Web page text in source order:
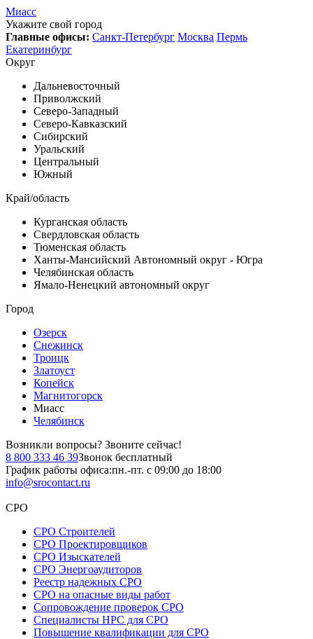
Миасс
Укажите свой город
Главные офисы: Санкт-Петербург Москва Пермь
Екатеринбург
Округ
Дальневосточный
Приволжский
Северо-Западный
Северо-Кавказский
Сибирский
Уральский
Центральный
Южный
Край/область
Курганская область
Свердловская область
Тюменская область
Ханты-Мансийский Автономный округ - Югра
Челябинская область
Ямало-Ненецкий автономный округ
Город
Озерск
Снежинск
Троицк
Златоуст
Копейск
Магнитогорск
Миасс
Челябинск
Возникли вопросы? Звоните сейчас!
8 800 333 46 39Звонок бесплатный
График работы офиса:пн.-пт. с 09:00 до 18:00
info@srocontact.ru
СРО
СРО Строителей
СРО Проектировщиков
СРО Изыскателей
СРО Энергоаудиторов
Реестр надежных СРО
СРО на опасные виды работ
Сопровождение проверок СРО
Специалисты НРС для СРО
Повышение квалификации для СРО